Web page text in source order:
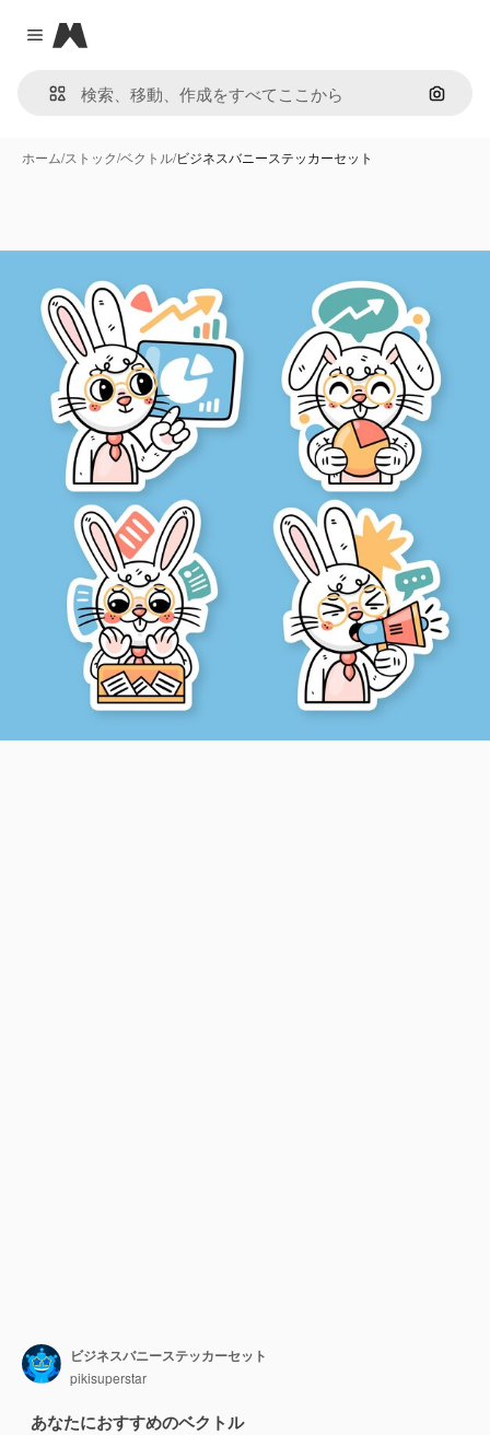
Close menu
Magnific
画像で
ホーム/ストック/ベクトル/ビジネスバニーステッカーセット
ビジネスバニーステッカーセット
pikisuperstar
あなたにおすすめのベクトル